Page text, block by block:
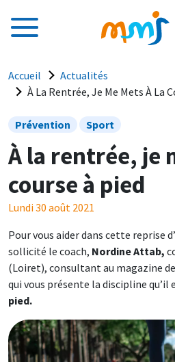
Fil d'Ariane
Accueil
Actualités
À La Rentrée, Je Me Mets À La
Prévention Sport
À la rentrée, je
course à pied
Lundi 30 août 2021
Pour vous aider dans cette reprise
sollicité le coach, Nordine Attab,
(Loiret), consultant au magazine
qui vous présente la discipline qu’il
pied.
Image